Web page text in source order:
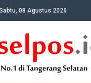
08 Agustus 2026